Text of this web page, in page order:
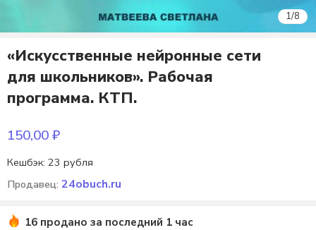
1/8
«Искусственные нейронные сети
для школьников». Рабочая
программа. КТП.
150,00₽
Кешбэк: 23 рубля
Продавец: 24obuch.ru
16 продано за последний 1 час